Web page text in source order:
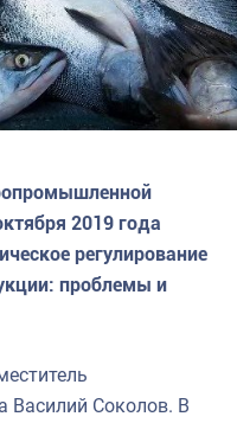
2019 года
регулирование
проблемы и
Василий Соколов. В